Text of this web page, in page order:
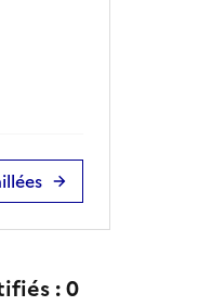
:0